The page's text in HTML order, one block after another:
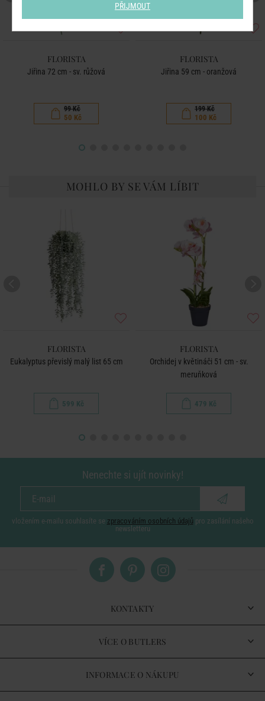
FLORISTA
Jiřina 72 cm - sv. růžová
99 Kč
50 Kč
FLORISTA
Jiřina 59 cm - oranžová
199 Kč
100 Kč
MOHLO BY SE VÁM LÍBIT
FLORISTA
Eukalyptus převislý malý list 65 cm
599 Kč
FLORISTA
Orchidej v květináči 51 cm - sv.
meruňková
479 Kč
Nenechte si ujít novinky!
vložením e-mailu souhlasíte se zpracováním osobních údajů pro zasílání našeho
newsletteru
KONTAKTY
VÍCE O BUTLERS
INFORMACE O NÁKUPU
PŘIJMOUT